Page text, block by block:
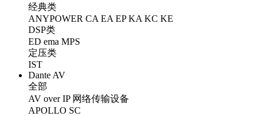
经典类
ANYPOWER CA EA EP KA KC KE
DSP类
ED ema MPS
定压类
IST
Dante AV
全部
AV over IP 网络传输设备
APOLLO SC